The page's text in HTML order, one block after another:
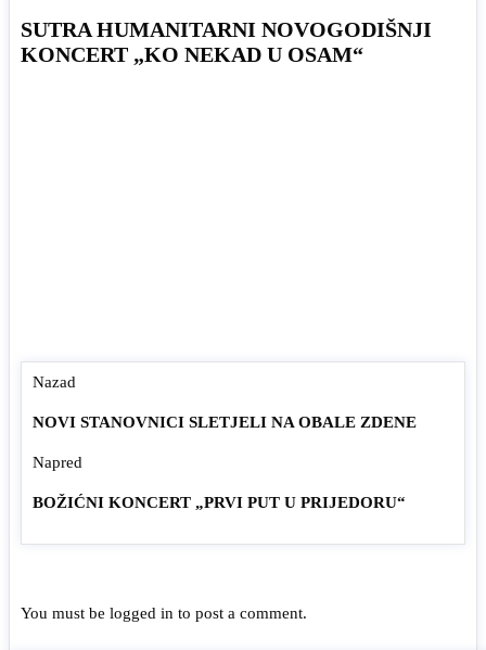
SUTRA HUMANITARNI NOVOGODIŠNJI
KONCERT „KO NEKAD U OSAM“
Nazad
NOVI STANOVNICI SLETJELI NA OBALE ZDENE
Napred
BOŽIĆNI KONCERT „PRVI PUT U PRIJEDORU“
You must be logged in to post a comment.